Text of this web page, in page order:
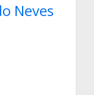
Neves